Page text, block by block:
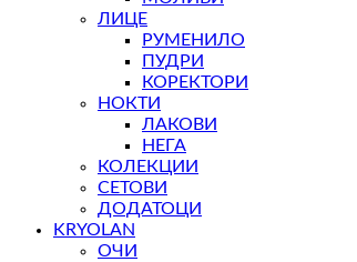
ЛИЦЕ
РУМЕНИЛО
ПУДРИ
КОРЕКТОРИ
НОКТИ
ЛАКОВИ
НЕГА
КОЛЕКЦИИ
СЕТОВИ
ДОДАТОЦИ
KRYOLAN
ОЧИ